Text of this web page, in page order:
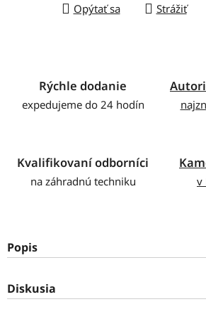
Opýtať sa Strážiť
Rýchle dodanie
expedujeme do 24 hodín
Kvalifikovaní odborníci
na záhradnú techniku v
Popis
Diskusia